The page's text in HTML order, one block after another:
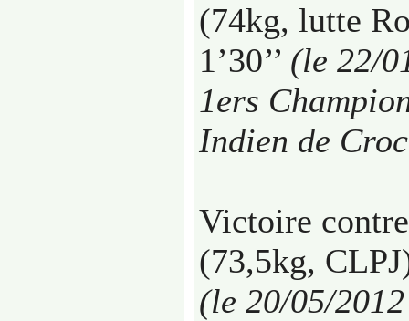
(74kg, lutte
1’30’’ (le 22/
1ers
Indien de
Victoire
(73,5kg,
(le 20/05/